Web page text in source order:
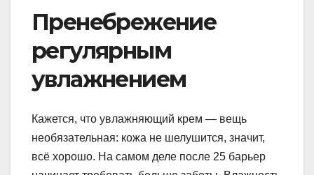
Пренебрежение
регулярным
увлажнением
Кажется, что увлажняющий крем — вещь
необязательная: кожа не шелушится, значит,
всё хорошо. На самом деле после 25 барьер